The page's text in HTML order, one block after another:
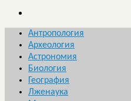
Антропология
Археология
Астрономия
Биология
География
Лженаука